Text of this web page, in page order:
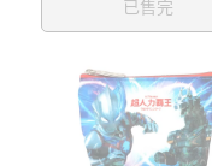
已售完